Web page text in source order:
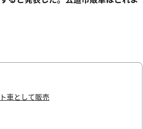
車として販売